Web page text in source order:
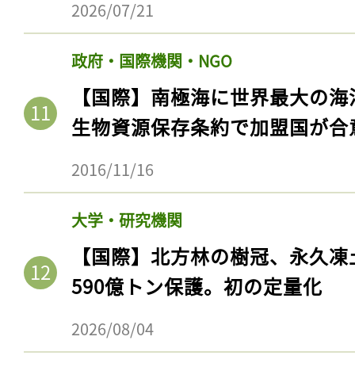
2026/07/21
政府・国際機関・NGO
【国際】南極海に世界最大の
生物資源保存条約で加盟国が合
2016/11/16
大学・研究機関
【国際】北方林の樹冠、永久
590億トン保護。初の定量化
2026/08/04